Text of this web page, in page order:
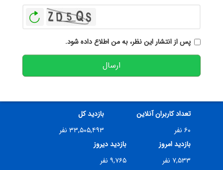
پس از انتشار این نظر، به من اطلاع داده شود.
ارسال
تعداد کاربران آنلاین
۶۰ نفر
بازدید کل
۳۳,۵۰۵,۴۹۳ نفر
بازدید امروز
۷,۵۳۳ نفر
بازدید دیروز
۹,۷۶۵ نفر